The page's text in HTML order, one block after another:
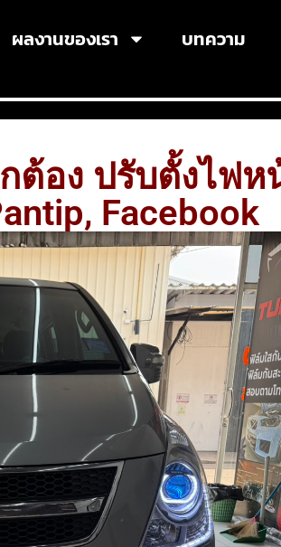
ผลงานของเรา บทความ
ต้อง ปรับตั้งไฟห
Facebook